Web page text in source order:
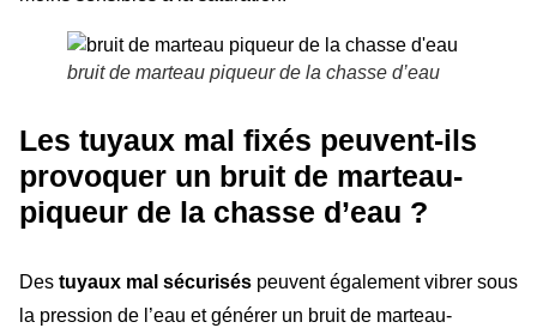
bruit de marteau piqueur de la chasse d’eau
Les tuyaux mal fixés peuvent-ils
provoquer un bruit de marteau-
piqueur de la chasse d’eau ?
Des tuyaux mal sécurisés peuvent également vibrer sous
la pression de l’eau et générer un bruit de marteau-